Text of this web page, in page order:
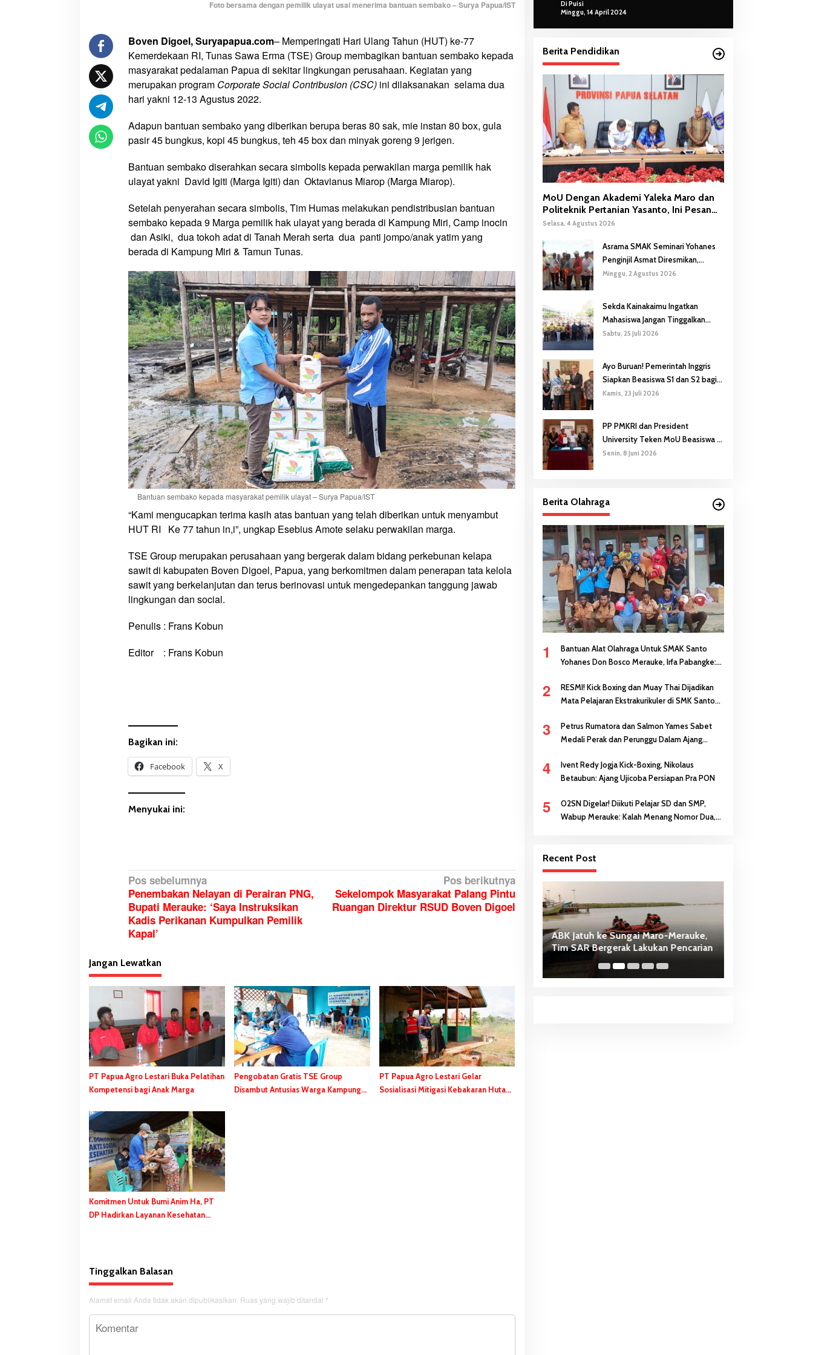
E
G
o
u
p
e
r
k
a
S
e
m
b
k
o
K
e
p
a
d
a
P
e
m
i
l
i
k
U
l
a
y
a
Foto bersama dengan pemilik ulayat usai menerima bantuan sembako – Surya Papua/IST
Boven Digoel, Suryapapua.com– Memperingati Hari Ulang Tahun (HUT) ke-77
Kemerdekaan RI, Tunas Sawa Erma (TSE) Group membagikan bantuan sembako kepada
masyarakat pedalaman Papua di sekitar lingkungan perusahaan. Kegiatan yang
merupakan program CorporateSocial Contribusion (CSC) ini dilaksanakan selama dua
hari yakni 12-13 Agustus 2022.
Adapun bantuan sembako yang diberikan berupa beras 80 sak, mie instan 80 box, gula
pasir 45 bungkus, kopi 45 bungkus, teh 45 box dan minyak goreng 9 jerigen.
Bantuan sembako diserahkan secara simbolis kepada perwakilan marga pemilik hak
ulayat yakni David Igiti (Marga Igiti) dan Oktavianus Miarop (Marga Miarop).
Setelah penyerahan secara simbolis, Tim Humas melakukan pendistribusian bantuan
sembako kepada 9 Marga pemilik hak ulayat yang berada di Kampung Miri, Camp inocin
dan Asiki, dua tokoh adat di Tanah Merah serta dua panti jompo/anak yatim yang
berada di Kampung Miri & Tamun Tunas.
Bantuan sembako kepada masyarakat pemilik ulayat – Surya Papua/IST
“Kami mengucapkan terima kasih atas bantuan yang telah diberikan untuk menyambut
HUT RI Ke 77 tahun in,i”, ungkap Esebius Amote selaku perwakilan marga.
TSE Group merupakan perusahaan yang bergerak dalam bidang perkebunan kelapa
sawit di kabupaten Boven Digoel, Papua, yang berkomitmen dalam penerapan tata kelola
sawit yang berkelanjutan dan terus berinovasi untuk mengedepankan tanggung jawab
lingkungan dan social.
Penulis : Frans Kobun
Editor : Frans Kobun
Bagikan ini:
Facebook X
Menyukai ini:
N
a
v
i
a
s
i
o
s
Pos sebelumnya
Penembakan Nelayan di Perairan PNG,
Bupati Merauke: ‘Saya Instruksikan
Kadis Perikanan Kumpulkan Pemilik
Kapal’
Pos berikutnya
Sekelompok Masyarakat Palang Pintu
Ruangan Direktur RSUD Boven Digoel
Jangan Lewatkan
PT Papua Agro Lestari Buka Pelatihan
Kompetensi bagi Anak Marga
Pengobatan Gratis TSE Group
Disambut Antusias Warga Kampung
PT Papua Agro Lestari Gelar
Sosialisasi Mitigasi Kebakaran Hutan
Komitmen Untuk Bumi Anim Ha, PT
DP Hadirkan Layanan Kesehatan
Tinggalkan Balasan
Alamat email Anda tidak akan dipublikasikan. Ruas yang wajib ditandai *
Di Puisi
Minggu, 14 April 2024
Berita Pendidikan
MoU Dengan Akademi Yaleka Maro dan
Politeknik Pertanian Yasanto, Ini Pesan
Gubernur Safanpo
Selasa, 4 Agustus 2026
Asrama SMAK Seminari Yohanes
Penginjil Asmat Diresmikan,
Gubernur Safanpo: Pentingnya
Minggu, 2 Agustus 2026
Sekda Kainakaimu Ingatkan
Mahasiswa Jangan Tinggalkan
‘Noda-Madu’ di Lokasi KKN
Sabtu, 25 Juli 2026
Ayo Buruan! Pemerintah Inggris
Siapkan Beasiswa S1 dan S2 bagi
Putra/Putri Papua Selatan
Kamis, 23 Juli 2026
PP PMKRI dan President
University Teken MoU Beasiswa S1
hingga S3
Senin, 8 Juni 2026
Berita Olahraga
1
Bantuan Alat Olahraga Untuk SMAK Santo
Yohanes Don Bosco Merauke, Irfa Pabangke:
2
RESMI! Kick Boxing dan Muay Thai Dijadikan
Mata Pelajaran Ekstrakurikuler di SMK Santo
3
Petrus Rumatora dan Salmon Yames Sabet
Medali Perak dan Perunggu Dalam Ajang
4
Ivent Redy Jogja Kick-Boxing, Nikolaus
Betaubun: Ajang Ujicoba Persiapan Pra PON
5
O2SN Digelar! Diikuti Pelajar SD dan SMP,
Wabup Merauke: Kalah Menang Nomor Dua,
Recent Post
ABK Jatuh ke Sungai Maro-Merauke,
Tim SAR Bergerak Lakukan Pencarian